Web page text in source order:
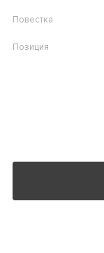
Повестка
Позиция